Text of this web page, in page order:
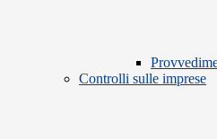
Controlli sulle imprese